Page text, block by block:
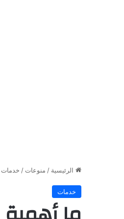
الرئيسية / منوعات / خدمات
خدمات